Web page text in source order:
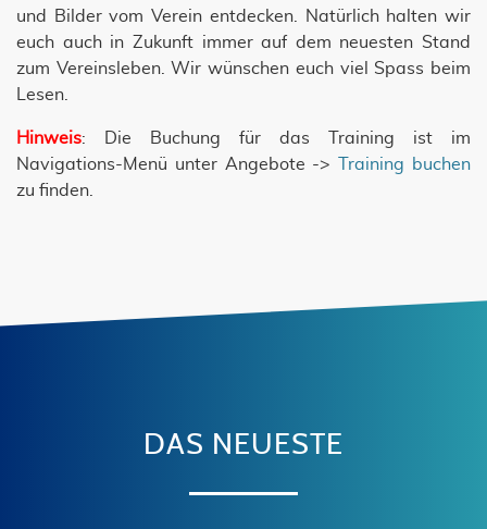
und Bilder vom Verein entdecken. Natürlich halten wir
euch auch in Zukunft immer auf dem neuesten Stand
zum Vereinsleben. Wir wünschen euch viel Spass beim
Lesen.
Hinweis: Die Buchung für das Training ist im
Navigations-Menü unter Angebote ->
Training buchen
zu finden.
DAS NEUESTE